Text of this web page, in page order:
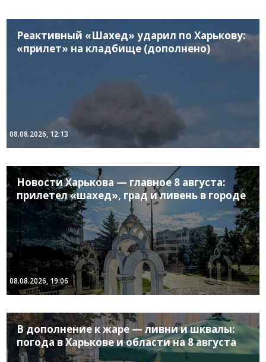
Реактивный «Шахед» ударил по Харькову:
«прилет» на кладбище (дополнено)
08.08.2026, 12:13
Новости Харькова — главное 8 августа:
прилетел «шахед», град и ливень в городе
08.08.2026, 19:06
В дополнение к жаре — ливни и шквалы:
погода в Харькове и области на 8 августа